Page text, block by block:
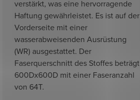
verstärkt, was eine hervorragende
Haftung gewährleistet. Es ist auf der
Vorderseite mit einer
wasserabweisenden Ausrüstung
(WR) ausgestattet. Der
Faserquerschnitt des Stoffes beträgt
600Dx600D mit einer Faseranzahl
von 64T.